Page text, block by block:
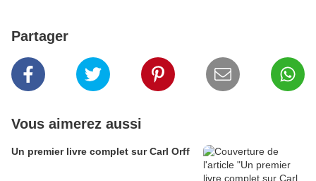
Partager
Vous aimerez aussi
Un premier livre complet sur Carl Orff